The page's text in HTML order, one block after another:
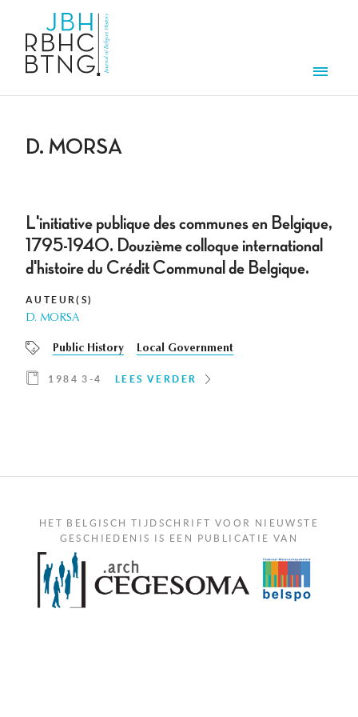
D. MORSA
L'initiative publique des communes en Belgique,
1795-1940. Douzième colloque international
d'histoire du Crédit Communal de Belgique.
AUTEUR(S)
D. MORSA
Public History Local Government
1984 3-4 LEES VERDER
HET BELGISCH TIJDSCHRIFT VOOR NIEUWSTE
GESCHIEDENIS IS EEN PUBLICATIE VAN